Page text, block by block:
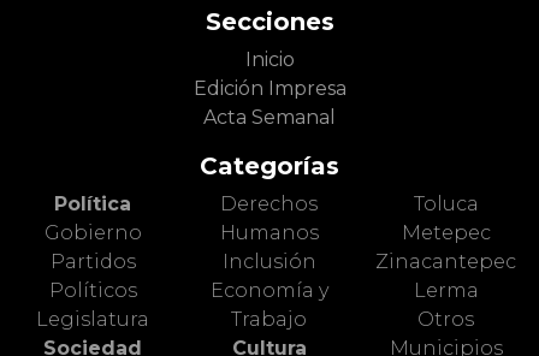
Secciones
Inicio
Edición Impresa
Acta Semanal
Categorías
Política
Gobierno
Partidos
Políticos
Legislatura
Sociedad
Derechos
Humanos
Inclusión
Economía y
Trabajo
Cultura
Toluca
Metepec
Zinacantepec
Lerma
Otros
Municipios